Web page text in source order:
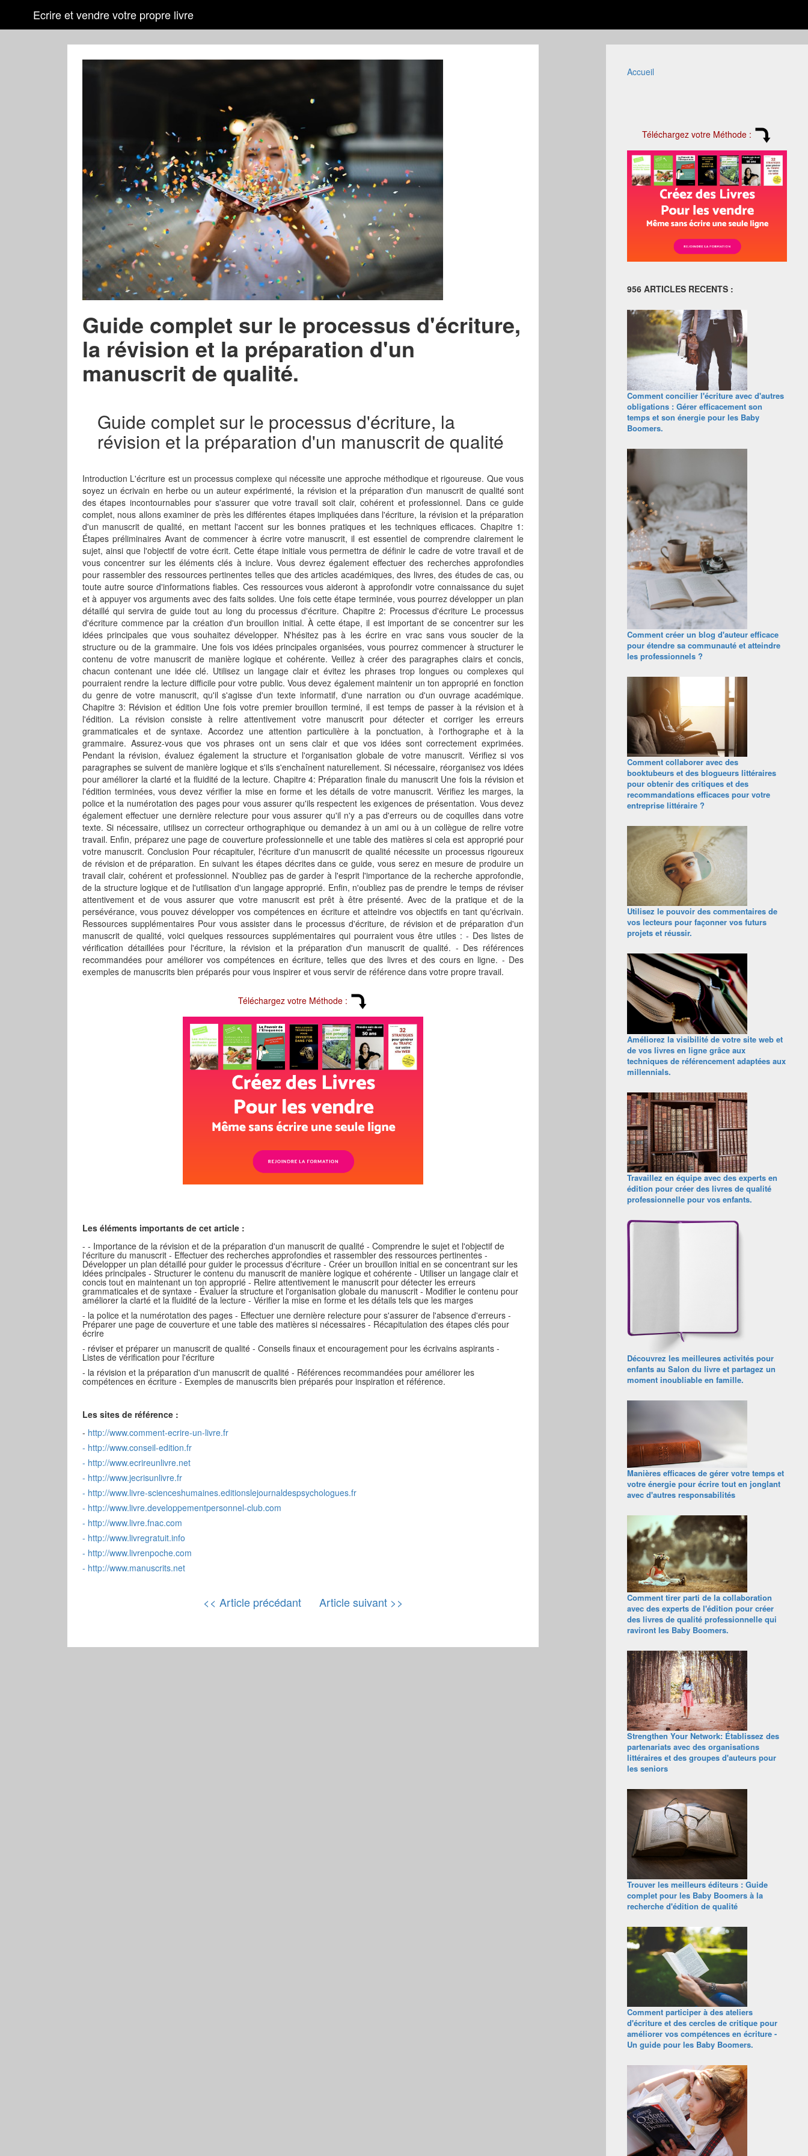
Ecrire et vendre votre propre livre
Guide complet sur le processus d'écriture,
la révision et la préparation d'un
manuscrit de qualité.
Guide complet sur le processus d'écriture, la
révision et la préparation d'un manuscrit de qualité
Introduction L'écriture est un processus complexe qui nécessite une approche méthodique et rigoureuse. Que vous
soyez un écrivain en herbe ou un auteur expérimenté, la révision et la préparation d'un manuscrit de qualité sont
des étapes incontournables pour s'assurer que votre travail soit clair, cohérent et professionnel. Dans ce guide
complet, nous allons examiner de près les différentes étapes impliquées dans l'écriture, la révision et la préparation
d'un manuscrit de qualité, en mettant l'accent sur les bonnes pratiques et les techniques efficaces. Chapitre 1:
Étapes préliminaires Avant de commencer à écrire votre manuscrit, il est essentiel de comprendre clairement le
sujet, ainsi que l'objectif de votre écrit. Cette étape initiale vous permettra de définir le cadre de votre travail et de
vous concentrer sur les éléments clés à inclure. Vous devrez également effectuer des recherches approfondies
pour rassembler des ressources pertinentes telles que des articles académiques, des livres, des études de cas, ou
toute autre source d'informations fiables. Ces ressources vous aideront à approfondir votre connaissance du sujet
et à appuyer vos arguments avec des faits solides. Une fois cette étape terminée, vous pourrez développer un plan
détaillé qui servira de guide tout au long du processus d'écriture. Chapitre 2: Processus d'écriture Le processus
d'écriture commence par la création d'un brouillon initial. À cette étape, il est important de se concentrer sur les
idées principales que vous souhaitez développer. N'hésitez pas à les écrire en vrac sans vous soucier de la
structure ou de la grammaire. Une fois vos idées principales organisées, vous pourrez commencer à structurer le
contenu de votre manuscrit de manière logique et cohérente. Veillez à créer des paragraphes clairs et concis,
chacun contenant une idée clé. Utilisez un langage clair et évitez les phrases trop longues ou complexes qui
pourraient rendre la lecture difficile pour votre public. Vous devez également maintenir un ton approprié en fonction
du genre de votre manuscrit, qu'il s'agisse d'un texte informatif, d'une narration ou d'un ouvrage académique.
Chapitre 3: Révision et édition Une fois votre premier brouillon terminé, il est temps de passer à la révision et à
l'édition. La révision consiste à relire attentivement votre manuscrit pour détecter et corriger les erreurs
grammaticales et de syntaxe. Accordez une attention particulière à la ponctuation, à l'orthographe et à la
grammaire. Assurez-vous que vos phrases ont un sens clair et que vos idées sont correctement exprimées.
Pendant la révision, évaluez également la structure et l'organisation globale de votre manuscrit. Vérifiez si vos
paragraphes se suivent de manière logique et s'ils s'enchaînent naturellement. Si nécessaire, réorganisez vos idées
pour améliorer la clarté et la fluidité de la lecture. Chapitre 4: Préparation finale du manuscrit Une fois la révision et
l'édition terminées, vous devez vérifier la mise en forme et les détails de votre manuscrit. Vérifiez les marges, la
police et la numérotation des pages pour vous assurer qu'ils respectent les exigences de présentation. Vous devez
également effectuer une dernière relecture pour vous assurer qu'il n'y a pas d'erreurs ou de coquilles dans votre
texte. Si nécessaire, utilisez un correcteur orthographique ou demandez à un ami ou à un collègue de relire votre
travail. Enfin, préparez une page de couverture professionnelle et une table des matières si cela est approprié pour
votre manuscrit. Conclusion Pour récapituler, l'écriture d'un manuscrit de qualité nécessite un processus rigoureux
de révision et de préparation. En suivant les étapes décrites dans ce guide, vous serez en mesure de produire un
travail clair, cohérent et professionnel. N'oubliez pas de garder à l'esprit l'importance de la recherche approfondie,
de la structure logique et de l'utilisation d'un langage approprié. Enfin, n'oubliez pas de prendre le temps de réviser
attentivement et de vous assurer que votre manuscrit est prêt à être présenté. Avec de la pratique et de la
persévérance, vous pouvez développer vos compétences en écriture et atteindre vos objectifs en tant qu'écrivain.
Ressources supplémentaires Pour vous assister dans le processus d'écriture, de révision et de préparation d'un
manuscrit de qualité, voici quelques ressources supplémentaires qui pourraient vous être utiles : - Des listes de
vérification détaillées pour l'écriture, la révision et la préparation d'un manuscrit de qualité. - Des références
recommandées pour améliorer vos compétences en écriture, telles que des livres et des cours en ligne. - Des
exemples de manuscrits bien préparés pour vous inspirer et vous servir de référence dans votre propre travail.
Téléchargez votre Méthode :
Les éléments importants de cet article :
- - Importance de la révision et de la préparation d'un manuscrit de qualité - Comprendre le sujet et l'objectif de
l'écriture du manuscrit - Effectuer des recherches approfondies et rassembler des ressources pertinentes -
Développer un plan détaillé pour guider le processus d'écriture - Créer un brouillon initial en se concentrant sur les
idées principales - Structurer le contenu du manuscrit de manière logique et cohérente - Utiliser un langage clair et
concis tout en maintenant un ton approprié - Relire attentivement le manuscrit pour détecter les erreurs
grammaticales et de syntaxe - Évaluer la structure et l'organisation globale du manuscrit - Modifier le contenu pour
améliorer la clarté et la fluidité de la lecture - Vérifier la mise en forme et les détails tels que les marges
- la police et la numérotation des pages - Effectuer une dernière relecture pour s'assurer de l'absence d'erreurs -
Préparer une page de couverture et une table des matières si nécessaires - Récapitulation des étapes clés pour
écrire
- réviser et préparer un manuscrit de qualité - Conseils finaux et encouragement pour les écrivains aspirants -
Listes de vérification pour l'écriture
- la révision et la préparation d'un manuscrit de qualité - Références recommandées pour améliorer les
compétences en écriture - Exemples de manuscrits bien préparés pour inspiration et référence.
Les sites de référence :
- http://www.comment-ecrire-un-livre.fr
- http://www.conseil-edition.fr
- http://www.ecrireunlivre.net
- http://www.jecrisunlivre.fr
- http://www.livre-scienceshumaines.editionslejournaldespsychologues.fr
- http://www.livre.developpementpersonnel-club.com
- http://www.livre.fnac.com
- http://www.livregratuit.info
- http://www.livrenpoche.com
- http://www.manuscrits.net
<< Article précédant Article suivant >>
Accueil
Téléchargez votre Méthode :
956 ARTICLES RECENTS :
Comment concilier l'écriture avec d'autres
obligations : Gérer efficacement son
temps et son énergie pour les Baby
Boomers.
Comment créer un blog d'auteur efficace
pour étendre sa communauté et atteindre
les professionnels ?
Comment collaborer avec des
booktubeurs et des blogueurs littéraires
pour obtenir des critiques et des
recommandations efficaces pour votre
entreprise littéraire ?
Utilisez le pouvoir des commentaires de
vos lecteurs pour façonner vos futurs
projets et réussir.
Améliorez la visibilité de votre site web et
de vos livres en ligne grâce aux
techniques de référencement adaptées aux
millennials.
Travaillez en équipe avec des experts en
édition pour créer des livres de qualité
professionnelle pour vos enfants.
Découvrez les meilleures activités pour
enfants au Salon du livre et partagez un
moment inoubliable en famille.
Manières efficaces de gérer votre temps et
votre énergie pour écrire tout en jonglant
avec d'autres responsabilités
Comment tirer parti de la collaboration
avec des experts de l'édition pour créer
des livres de qualité professionnelle qui
raviront les Baby Boomers.
Strengthen Your Network: Établissez des
partenariats avec des organisations
littéraires et des groupes d'auteurs pour
les seniors
Trouver les meilleurs éditeurs : Guide
complet pour les Baby Boomers à la
recherche d'édition de qualité
Comment participer à des ateliers
d'écriture et des cercles de critique pour
améliorer vos compétences en écriture -
Un guide pour les Baby Boomers.